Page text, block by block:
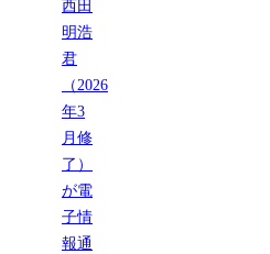
西田
明浩
君
（2026
年3
月修
了）
が電
子情
報通